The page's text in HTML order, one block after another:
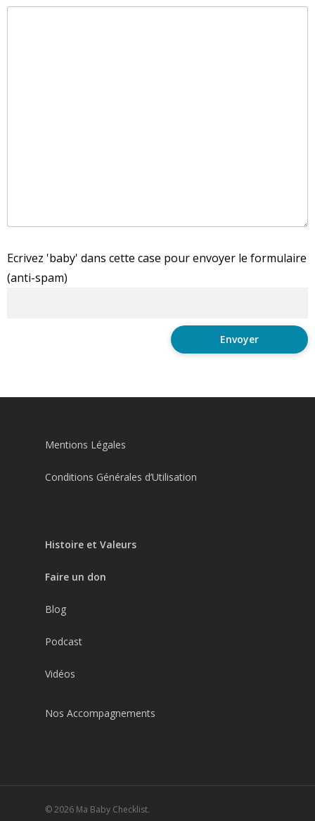
Ecrivez 'baby' dans cette case pour envoyer le formulaire
(anti-spam)
Mentions Légales
Conditions Générales d’Utilisation
Histoire et Valeurs
Faire un don
Blog
Podcast
Vidéos
Nos Accompagnements
© 2026 Ma Baby Checklist.